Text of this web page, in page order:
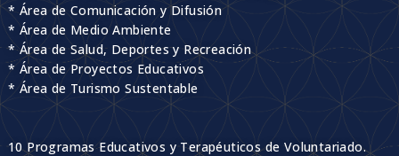
* Área de Comunicación y Difusión
* Área de Medio Ambiente
* Área de Salud, Deportes y Recreación
* Área de Proyectos Educativos
* Área de Turismo Sustentable
10 Programas Educativos y Terapéuticos de Voluntariado.